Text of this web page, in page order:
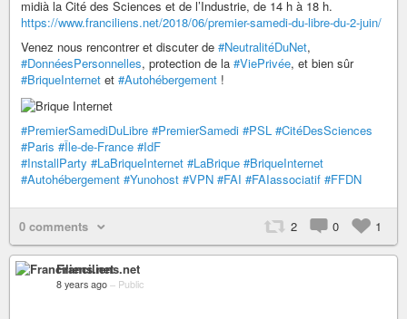
midià la Cité des Sciences et de l’Industrie, de 14 h à 18 h.
https://www.franciliens.net/2018/06/premier-samedi-du-libre-du-2-juin/
Venez nous rencontrer et discuter de #NeutralitéDuNet,
#DonnéesPersonnelles, protection de la #ViePrivée, et bien sûr
#BriqueInternet et #Autohébergement !
#PremierSamediDuLibre #PremierSamedi #PSL #CitéDesSciences
#Paris #Île-de-France #IdF
#InstallParty #LaBriqueInternet #LaBrique #BriqueInternet
#Autohébergement #Yunohost #VPN #FAI #FAIassociatif #FFDN
0 comments 2 0 1
Franciliens.net
8 years ago – Public